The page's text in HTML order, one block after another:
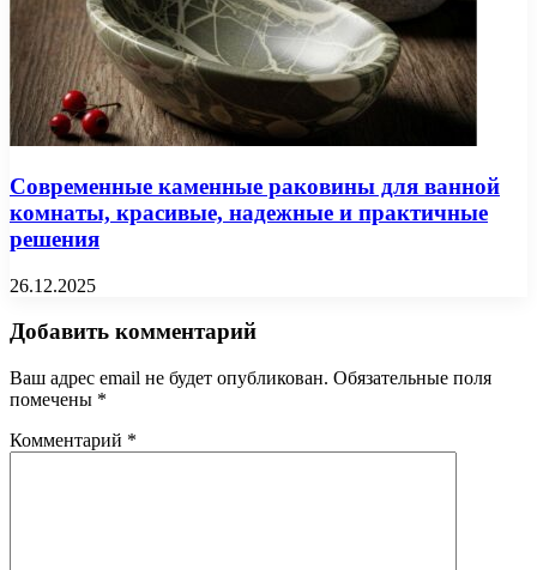
Современные каменные раковины для ванной
комнаты, красивые, надежные и практичные
решения
26.12.2025
Добавить комментарий
Ваш адрес email не будет опубликован. Обязательные поля
помечены *
Комментарий *